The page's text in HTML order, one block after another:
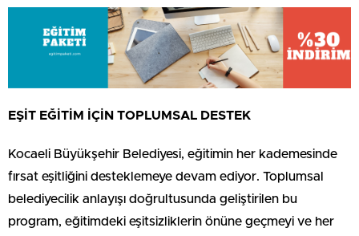
EŞİT EĞİTİM İÇİN TOPLUMSAL DESTEK
Kocaeli Büyükşehir Belediyesi, eğitimin her kademesinde
fırsat eşitliğini desteklemeye devam ediyor. Toplumsal
belediyecilik anlayışı doğrultusunda geliştirilen bu
program, eğitimdeki eşitsizliklerin önüne geçmeyi ve her